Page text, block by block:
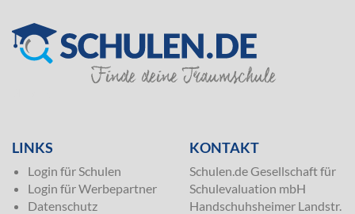
LINKS
Login für Schulen
Login für Werbepartner
Datenschutz
KONTAKT
Schulen.de Gesellschaft für
Schulevaluation mbH
Handschuhsheimer Landstr.